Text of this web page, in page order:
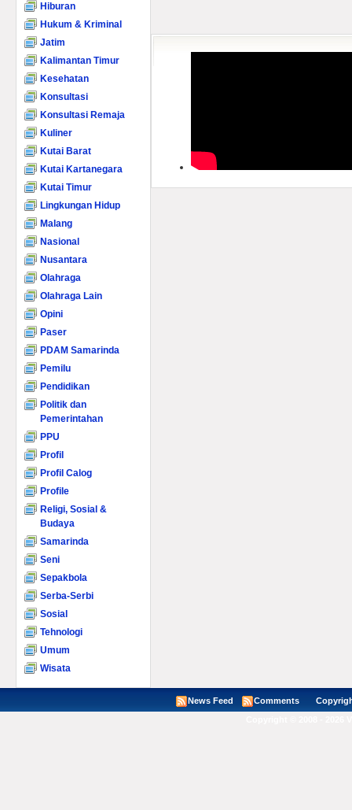
Hiburan
Hukum & Kriminal
Jatim
Kalimantan Timur
Kesehatan
Konsultasi
Konsultasi Remaja
Kuliner
Kutai Barat
Kutai Kartanegara
Kutai Timur
Lingkungan Hidup
Malang
Nasional
Nusantara
Olahraga
Olahraga Lain
Opini
Paser
PDAM Samarinda
Pemilu
Pendidikan
Politik dan
Pemerintahan
PPU
Profil
Profil Calog
Profile
Religi, Sosial &
Budaya
Samarinda
Seni
Sepakbola
Serba-Serbi
Sosial
Tehnologi
Umum
Wisata
News Feed Comments Copyright